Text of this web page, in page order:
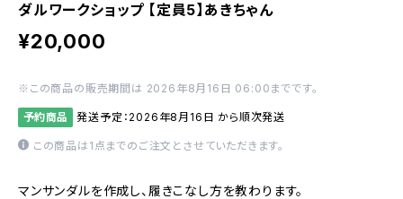
ダルワークショップ 【定員5】あきちゃん
¥20,000
※この商品の販売期間は 2026年8月16日 06:00までです。
予約商品 発送予定：2026年8月16日 から順次発送
この商品は1点までのご注文とさせていただきます。
マンサンダルを作成し、履きこなし方を教わります。